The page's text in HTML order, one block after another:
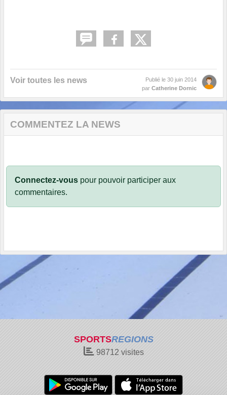
Voir toutes les news Publié le 30 juin 2014
par Catherine Dornic
COMMENTEZ LA NEWS
Connectez-vous pour pouvoir participer aux
commentaires.
SPORTSREGIONS
98712 visites